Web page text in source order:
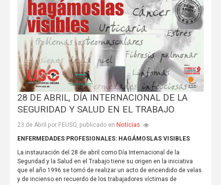
28 DE ABRIL, DÍA INTERNACIONAL DE LA
SEGURIDAD Y SALUD EN EL TRABAJO
23 de Abril por FEUSO, publicado en Noticias
ENFERMEDADES PROFESIONALES: HAGÁMOSLAS VISIBLES
La instauración del 28 de abril como Día Internacional de la
Seguridad y la Salud en el Trabajo tiene su origen en la iniciativa
que el año 1996 se tomó de realizar un acto de encendido de velas
y de incienso en recuerdo de los trabajadores víctimas de